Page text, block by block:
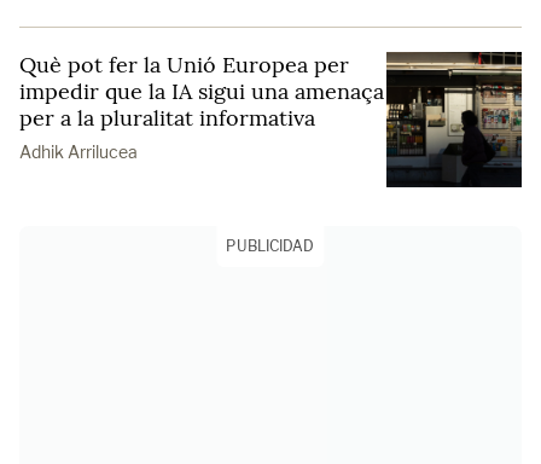
Què pot fer la Unió Europea per
impedir que la IA sigui una amenaça
per a la pluralitat informativa
Adhik Arrilucea
PUBLICIDAD